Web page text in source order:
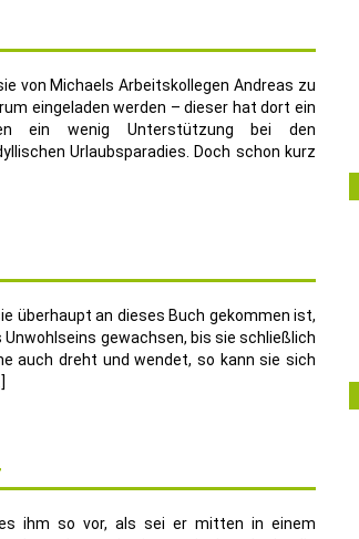
von Michaels Arbeitskollegen Andreas zu
eingeladen werden – dieser hat dort ein
ein wenig Unterstützung bei den
Urlaubsparadies. Doch schon kurz
überhaupt an dieses Buch gekommen ist,
gewachsen, bis sie schließlich
auch dreht und wendet, so kann sie sich
ihm so vor, als sei er mitten in einem